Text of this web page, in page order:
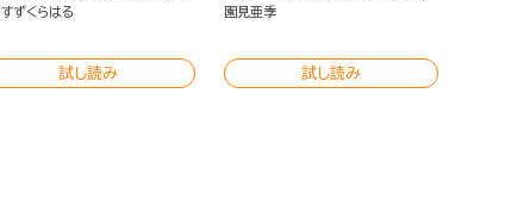
すずくらはる
試し読み
園見亜季
試し読み